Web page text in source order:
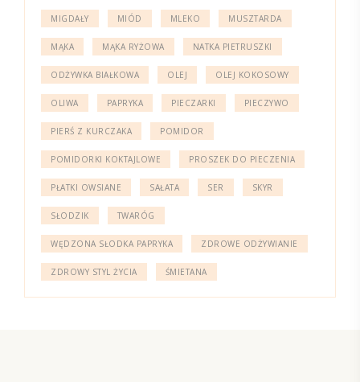
MIGDAŁY MIÓD MLEKO MUSZTARDA
MĄKA MĄKA RYŻOWA NATKA PIETRUSZKI
ODŻYWKA BIAŁKOWA OLEJ OLEJ KOKOSOWY
OLIWA PAPRYKA PIECZARKI PIECZYWO
PIERŚ Z KURCZAKA POMIDOR
POMIDORKI KOKTAJLOWE PROSZEK DO PIECZENIA
PŁATKI OWSIANE SAŁATA SER SKYR
SŁODZIK TWARÓG
WĘDZONA SŁODKA PAPRYKA ZDROWE ODŻYWIANIE
ZDROWY STYL ŻYCIA ŚMIETANA